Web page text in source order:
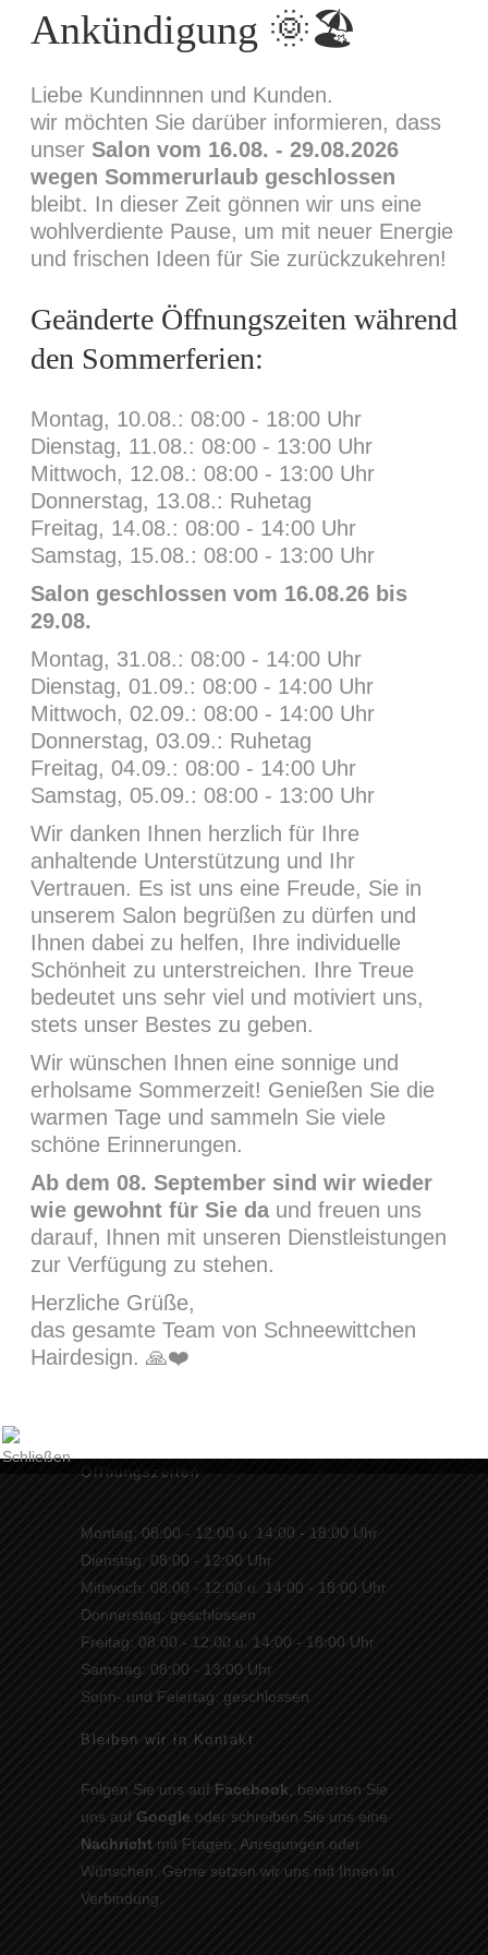
weakness of will, which is the same as saying
through shrinking from toil and pain.
DATE: 18. OKTOBER 2016
TAGS: IDEAS, MAKEUP
11 LIKE
MAIN PORTFOLIO
Hauptstraße 41
71263 Weil der Stadt
Öffnungszeiten
Montag: 08:00 - 12:00 u. 14:00 - 18:00 Uhr
Dienstag: 08:00 - 12:00 Uhr
Mittwoch: 08:00 - 12:00 u. 14:00 - 18:00 Uhr
Donnerstag: geschlossen
Freitag: 08:00 - 12:00 u. 14:00 - 18:00 Uhr
Samstag: 08:00 - 13:00 Uhr
Sonn- und Feiertag: geschlossen
Bleiben wir in Kontakt
Folgen Sie uns auf Facebook , bewerten Sie
uns auf Google oder schreiben Sie uns eine
Nachricht mit Fragen, Anregungen oder
Wünschen. Gerne setzen wir uns mit Ihnen in
Verbindung.
Ankündigung 🌞🏖️
Liebe Kundinnnen und Kunden.
wir möchten Sie darüber informieren, dass
unser Salon vom 16.08. - 29.08.2026
wegen Sommerurlaub geschlossen
bleibt. In dieser Zeit gönnen wir uns eine
wohlverdiente Pause, um mit neuer Energie
und frischen Ideen für Sie zurückzukehren!
Geänderte Öffnungszeiten während
den Sommerferien:
Montag, 10.08.: 08:00 - 18:00 Uhr
Dienstag, 11.08.: 08:00 - 13:00 Uhr
Mittwoch, 12.08.: 08:00 - 13:00 Uhr
Donnerstag, 13.08.: Ruhetag
Freitag, 14.08.: 08:00 - 14:00 Uhr
Samstag, 15.08.: 08:00 - 13:00 Uhr
Salon geschlossen vom 16.08.26 bis
29.08.
Montag, 31.08.: 08:00 - 14:00 Uhr
Dienstag, 01.09.: 08:00 - 14:00 Uhr
Mittwoch, 02.09.: 08:00 - 14:00 Uhr
Donnerstag, 03.09.: Ruhetag
Freitag, 04.09.: 08:00 - 14:00 Uhr
Samstag, 05.09.: 08:00 - 13:00 Uhr
Wir danken Ihnen herzlich für Ihre
anhaltende Unterstützung und Ihr
Vertrauen. Es ist uns eine Freude, Sie in
unserem Salon begrüßen zu dürfen und
Ihnen dabei zu helfen, Ihre individuelle
Schönheit zu unterstreichen. Ihre Treue
bedeutet uns sehr viel und motiviert uns,
stets unser Bestes zu geben.
Wir wünschen Ihnen eine sonnige und
erholsame Sommerzeit! Genießen Sie die
warmen Tage und sammeln Sie viele
schöne Erinnerungen.
Ab dem 08. September sind wir wieder
wie gewohnt für Sie daund freuen uns
darauf, Ihnen mit unseren Dienstleistungen
zur Verfügung zu stehen.
Herzliche Grüße,
das gesamte Team von Schneewittchen
Hairdesign. 🙏❤️